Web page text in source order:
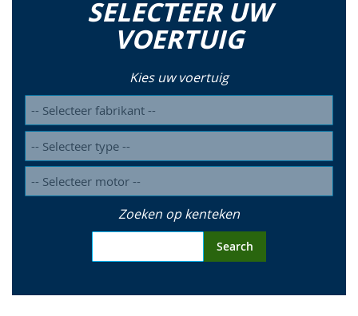
SELECTEER UW
VOERTUIG
Kies uw voertuig
Zoeken op kenteken
Search